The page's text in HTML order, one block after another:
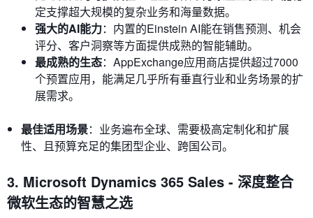
定支撑超大规模的复杂业务和海量数据。
强大的AI能力：内置的Einstein AI能在销售预测、机会
评分、客户洞察等方面提供成熟的智能辅助。
最成熟的生态：AppExchange应用商店提供超过7000
个预置应用，能满足几乎所有垂直行业和业务场景的扩
展需求。
最佳适用场景：业务遍布全球、需要极高定制化和扩展
性、且预算充足的集团型企业、跨国公司。
3. Microsoft Dynamics 365 Sales - 深度整合
微软生态的智慧之选